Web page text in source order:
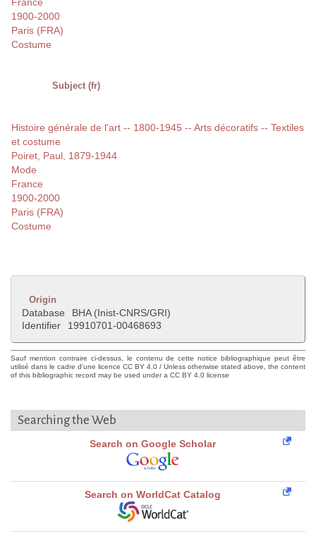
France
1900-2000
Paris (FRA)
Costume
Subject (fr)
Histoire générale de l'art -- 1800-1945 -- Arts décoratifs -- Textiles
et costume
Poiret, Paul, 1879-1944
Mode
France
1900-2000
Paris (FRA)
Costume
Origin
Database
BHA (Inist-CNRS/GRI)
Identifier
19910701-00468693
Sauf mention contraire ci-dessus, le contenu de cette notice bibliographique peut être
utilisé dans le cadre d'une licence CC BY 4.0 / Unless otherwise stated above, the content
of this bibliographic record may be used under a CC BY 4.0 license
Searching the Web
Search on Google Scholar
Search on WorldCat Catalog